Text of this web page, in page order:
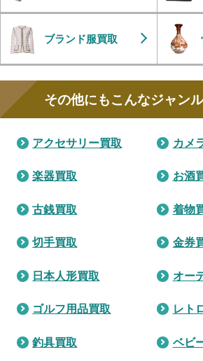
ブランド服買取
その他にもこんなジャン
アクセサリー買取 カメ
楽器買取 お酒
古銭買取 着物
切手買取 金券
日本人形買取 オー
ゴルフ用品買取 レト
釣具買取 ベビ